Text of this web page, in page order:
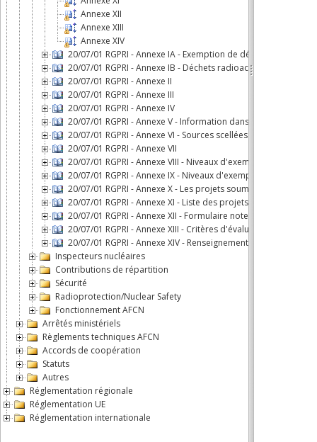
Annexe XII
Annexe XIII
Annexe XIV
20/07/01 RGPRI - Annexe IA - Exemption de déclaration
20/07/01 RGPRI - Annexe IB - Déchets radioactifs:
20/07/01 RGPRI - Annexe II
20/07/01 RGPRI - Annexe III
20/07/01 RGPRI - Annexe IV
20/07/01 RGPRI - Annexe V - Information dans les plans
20/07/01 RGPRI - Annexe VI - Sources scellées de haute
20/07/01 RGPRI - Annexe VII
20/07/01 RGPRI - Annexe VIII - Niveaux d'exemption de
20/07/01 RGPRI - Annexe IX - Niveaux d'exemption de
20/07/01 RGPRI - Annexe X - Les projets soumis au rapport
20/07/01 RGPRI - Annexe XI - Liste des projets soumis à un
20/07/01 RGPRI - Annexe XII - Formulaire note de screening
20/07/01 RGPRI - Annexe XIII - Critères d'évaluation screening
20/07/01 RGPRI - Annexe XIV - Renseignements
Inspecteurs nucléaires
Contributions de répartition
Sécurité
Radioprotection/Nuclear Safety
Fonctionnement AFCN
Arrêtés ministériels
Règlements techniques AFCN
Accords de coopération
Statuts
Autres
Réglementation régionale
Réglementation UE
Réglementation internationale